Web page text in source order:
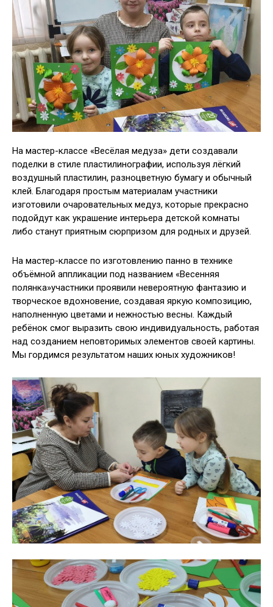
На мастер-классе «Весёлая медуза» дети создавали
поделки в стиле пластилинографии, используя лёгкий
воздушный пластилин, разноцветную бумагу и обычный
клей. Благодаря простым материалам участники
изготовили очаровательных медуз, которые прекрасно
подойдут как украшение интерьера детской комнаты
либо станут приятным сюрпризом для родных и друзей.
На мастер-классе по изготовлению панно в технике
объёмной аппликации под названием «Весенняя
полянка»участники проявили невероятную фантазию и
творческое вдохновение, создавая яркую композицию,
наполненную цветами и нежностью весны. Каждый
ребёнок смог выразить свою индивидуальность, работая
над созданием неповторимых элементов своей картины.
Мы гордимся результатом наших юных художников!